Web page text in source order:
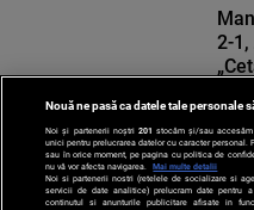
SPORT
2-1,
Nouă ne pasă ca datele tale personale
Noi și partenerii noștri 201 stocăm și/sau
unici pentru prelucrarea datelor cu caracter
sau în orice moment, pe pagina cu politica de
nu vă vor afecta navigarea.
Mai multe detalii
Noi si partenerii nostri (retelele de socializare si
servicii de date analitice) prelucram date pentru
continutul si anunturile publicitare afisate in